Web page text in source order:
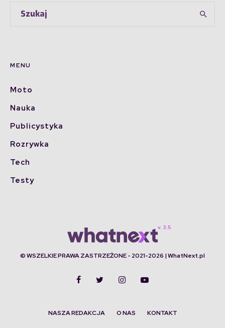
MENU
Moto
Nauka
Publicystyka
Rozrywka
Tech
Testy
© WSZELKIE PRAWA ZASTRZEŻONE - 2021-2026 | WhatNext.pl
NASZA REDAKCJA O NAS KONTAKT